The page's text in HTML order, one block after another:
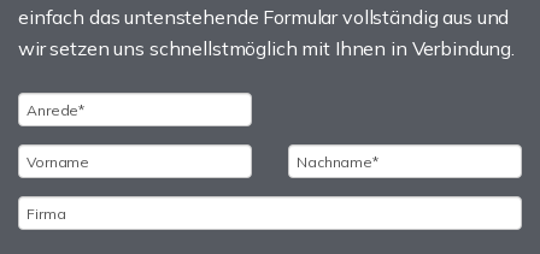
einfach das untenstehende Formular vollständig aus und
wir setzen uns schnellstmöglich mit Ihnen in Verbindung.